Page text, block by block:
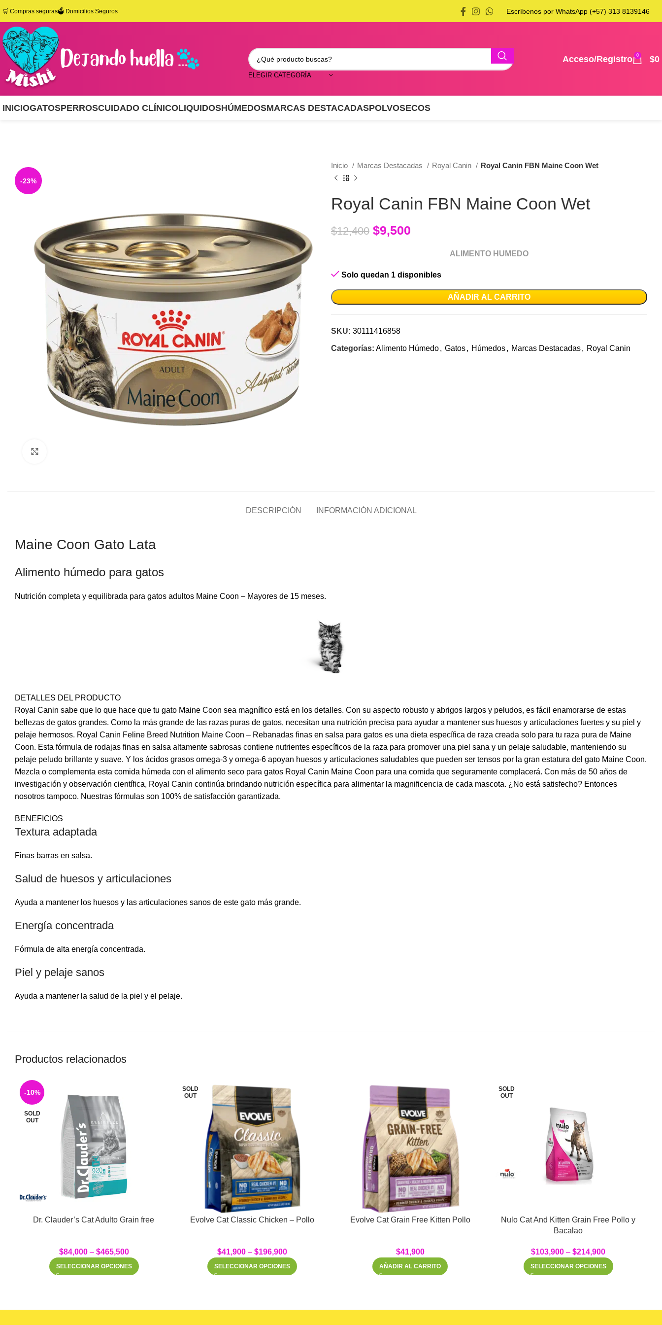
🛒 Compras seguras🗳️ Domicilios Seguros Escríbenos por WhatsApp (+57) 313 8139146
ELEGIR CATEGORÍA
Acceso/Registro 0 $0
INICIOGATOSPERROSCUIDADO CLÍNICOLIQUIDOSHÚMEDOSMARCAS DESTACADASPOLVOSECOS
-23%
Inicio Marcas Destacadas Royal Canin Royal Canin FBN Maine Coon Wet
Royal Canin FBN Maine Coon Wet
$12,400 $9,500
ALIMENTO HUMEDO
Solo quedan 1 disponibles
AÑADIR AL CARRITO
SKU: 30111416858
Categorías: Alimento Húmedo, Gatos, Húmedos, Marcas Destacadas, Royal Canin
DESCRIPCIÓN INFORMACIÓN ADICIONAL
Maine Coon Gato Lata
Alimento húmedo para gatos
Nutrición completa y equilibrada para gatos adultos Maine Coon – Mayores de 15 meses.
DETALLES DEL PRODUCTO
Royal Canin sabe que lo que hace que tu gato Maine Coon sea magnífico está en los detalles. Con su aspecto robusto y abrigos largos y peludos, es fácil enamorarse de estas
bellezas de gatos grandes. Como la más grande de las razas puras de gatos, necesitan una nutrición precisa para ayudar a mantener sus huesos y articulaciones fuertes y su piel y
pelaje hermosos. Royal Canin Feline Breed Nutrition Maine Coon – Rebanadas finas en salsa para gatos es una dieta específica de raza creada solo para tu raza pura de Maine
Coon. Esta fórmula de rodajas finas en salsa altamente sabrosas contiene nutrientes específicos de la raza para promover una piel sana y un pelaje saludable, manteniendo su
pelaje peludo brillante y suave. Y los ácidos grasos omega-3 y omega-6 apoyan huesos y articulaciones saludables que pueden ser tensos por la gran estatura del gato Maine Coon.
Mezcla o complementa esta comida húmeda con el alimento seco para gatos Royal Canin Maine Coon para una comida que seguramente complacerá. Con más de 50 años de
investigación y observación científica, Royal Canin continúa brindando nutrición específica para alimentar la magnificencia de cada mascota. ¿No está satisfecho? Entonces
nosotros tampoco. Nuestras fórmulas son 100% de satisfacción garantizada.
BENEFICIOS
Textura adaptada
Finas barras en salsa.
Salud de huesos y articulaciones
Ayuda a mantener los huesos y las articulaciones sanos de este gato más grande.
Energía concentrada
Fórmula de alta energía concentrada.
Piel y pelaje sanos
Ayuda a mantener la salud de la piel y el pelaje.
Productos relacionados
-10%
SOLD
OUT
Dr. Clauder’s Cat Adulto Grain free
$84,000– $465,500
SELECCIONAR OPCIONES
SOLD
OUT
Evolve Cat Classic Chicken – Pollo
$41,900– $196,900
SELECCIONAR OPCIONES
Evolve Cat Grain Free Kitten Pollo
$41,900
AÑADIR AL CARRITO
SOLD
OUT
Nulo Cat And Kitten Grain Free Pollo y
Bacalao
$103,900 – $214,900
SELECCIONAR OPCIONES
Facebook
Instagram
WhatsApp